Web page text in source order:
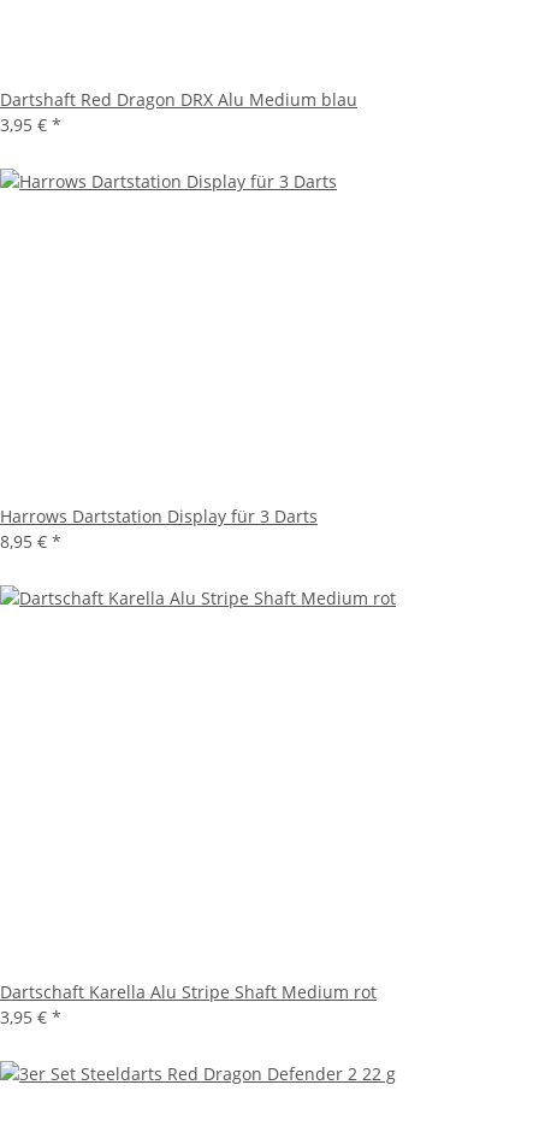
Dartshaft Red Dragon DRX Alu Medium blau
3,95 € *
Harrows Dartstation Display für 3 Darts
8,95 € *
Dartschaft Karella Alu Stripe Shaft Medium rot
3,95 € *